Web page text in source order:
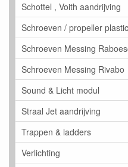
Schottel , Voith aandrijving
Schroeven / propeller plastic
Schroeven Messing
Schroeven Messing Rivabo
Sound & Licht modul
Straal Jet aandrijving
Trappen & ladders
Verlichting